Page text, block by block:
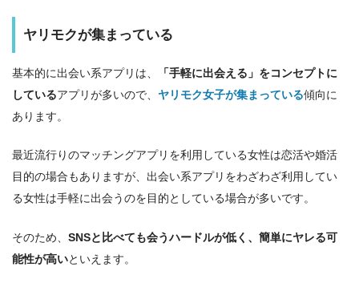
ヤリモクが集まっている
基本的に出会い系アプリは、
「手軽に出会える」をコンセプトに
しているアプリが多いので、 ヤリモク女子が集まっている傾向に
あります。
最近流行りのマッチングアプリを利用している女性は恋活や婚活
目的の場合もありますが、出会い系アプリをわざわざ利用してい
る女性は手軽に出会うのを目的としている場合が多いです。
そのため、 SNSと比べても会うハードルが低く、簡単にヤレる可
能性が高いといえます。